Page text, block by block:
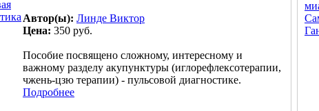
Автор(ы): Линде Виктор
Цена: 350 руб.
Пособие посвящено сложному, интересному и
важному разделу акупунктуры (иглорефлексотерапии,
чжень-цзю терапии) - пульсовой диагностике.
Подробнее